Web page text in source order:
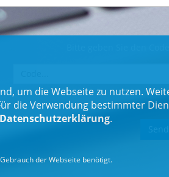
um die Webseite zu nutzen.
die Verwendung bestimmter
.
der Webseite benötigt.